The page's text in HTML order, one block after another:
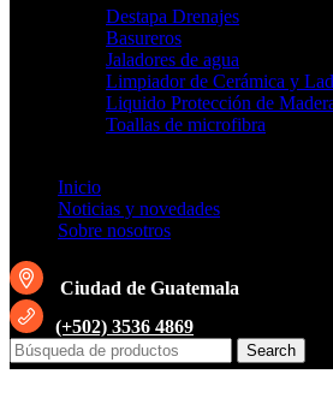
Destapa Drenajes
Basureros
Jaladores de agua
Limpiador de Cerámica y
Liquido Protección de
Toallas de microfibra
Inicio
Noticias y novedades
Sobre nosotros
Ciudad de Guatemala
(+502) 3536 4869
Search